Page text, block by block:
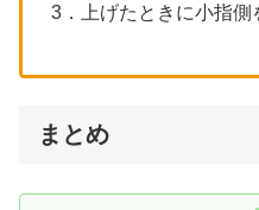
3．上げたときに小指
まとめ